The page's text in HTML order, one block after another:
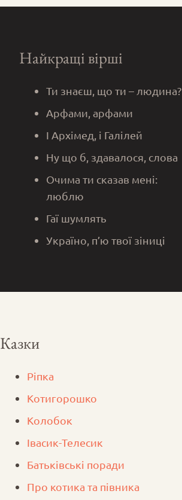
Найкращі вірші
Ти знаєш, що ти – людина?
Арфами, арфами
І Архімед, і Галілей
Ну що б, здавалося, слова
Очима ти сказав мені:
люблю
Гаї шумлять
Україно, п’ю твої зіниці
Казки
Ріпка
Котигорошко
Колобок
Iвасик-Телесик
Батьківські поради
Про котика та півника